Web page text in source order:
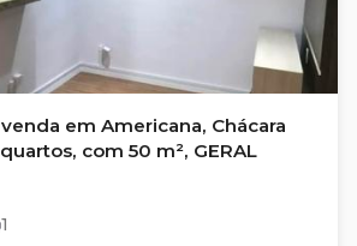
em Americana, Chácara
com 50 m², GERAL
1